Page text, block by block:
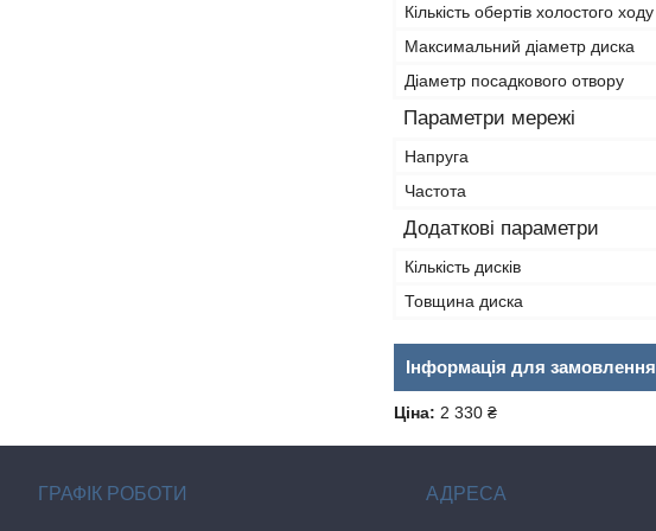
Кількість обертів холостого ходу
Максимальний діаметр диска
Діаметр посадкового отвору
Параметри мережі
Напруга
Частота
Додаткові параметри
Кількість дисків
Товщина диска
Інформація для замовлення
Ціна: 2 330 ₴
ГРАФІК РОБОТИ